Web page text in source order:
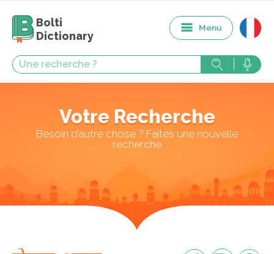
Bolti
Dictionary
Menu
Votre Recherche
Besoin d’autre chose ? Faites une nouvelle
recherche